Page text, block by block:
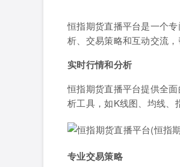
恒指期货直播平台是一个
析、交易策略和互动交流
实时行情和分析
恒指期货直播平台提供全
析工具，如K线图、均线、
专业交易策略